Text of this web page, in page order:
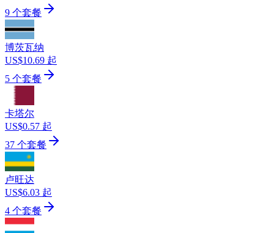
9 个套餐
博茨瓦纳
US$10.69 起
5 个套餐
卡塔尔
US$0.57 起
37 个套餐
卢旺达
US$6.03 起
4 个套餐